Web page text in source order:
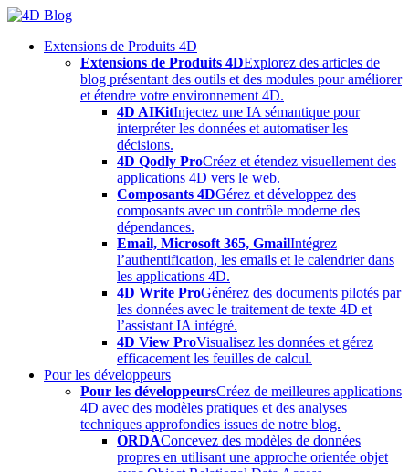
Skip
contentExtensions de Produits 4D
Extensions de Produits 4DExplorez des articles de
blog présentant des outils et des modules pour améliorer
et étendre votre environnement 4D.
4D AIKitInjectez une IA sémantique pour
interpréter les données et automatiser les
décisions.
4D Qodly ProCréez et étendez visuellement des
applications 4D vers le web.
Composants 4DGérez et développez des
composants avec un contrôle moderne des
dépendances.
Email, Microsoft 365, GmailIntégrez
l’authentification, les emails et le calendrier dans
les applications 4D.
4D Write ProGénérez des documents pilotés par
les données avec le traitement de texte 4D et
l’assistant IA intégré.
4D View ProVisualisez les données et gérez
efficacement les feuilles de calcul.
Pour les développeurs
Pour les développeursCréez de meilleures applications
4D avec des modèles pratiques et des analyses
techniques approfondies issues de notre blog.
ORDAConcevez des modèles de données
propres en utilisant une approche orientée objet